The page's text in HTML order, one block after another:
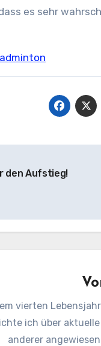
es sehr
den Aufstieg!
vierten
ich über
anderer